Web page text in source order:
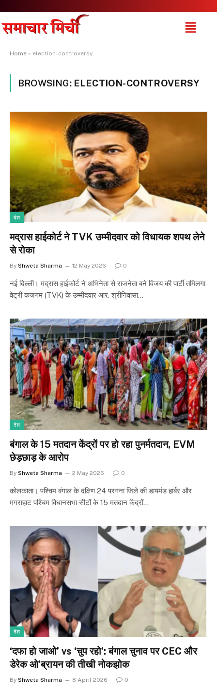
Home » election-controversy
BROWSING: ELECTION-CONTROVERSY
देश
मद्रास हाईकोर्ट ने TVK उम्मीदवार को विधायक शपथ लेने
से रोका
By Shweta Sharma 12 May 2026 0
नई दिल्ली। मद्रास हाईकोर्ट ने अभिनेता से राजनेता बने विजय की पार्टी तमिलगा
वेट्री कजगम (TVK) के उम्मीदवार आर. श्रीनिवासा…
देश
बंगाल के 15 मतदान केंद्रों पर हो रहा पुनर्मतदान, EVM
छेड़छाड़ के आरोप
By Shweta Sharma 2 May 2026 0
कोलकाता। पश्चिम बंगाल के दक्षिण 24 परगना जिले की डायमंड हार्बर और
मगराहाट पश्चिम विधानसभा सीटों के 15 मतदान केंद्रों…
देश
‘दफा हो जाओ’ vs ‘चुप रहो’: बंगाल चुनाव पर CEC और
डेरेक ओ’ब्रायन की तीखी नोकझोक
By Shweta Sharma 8 April 2026 0